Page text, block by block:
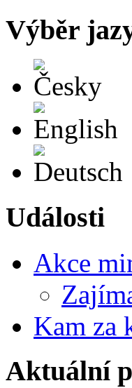
Výběr
Události
Akce
Kam za
Aktuální